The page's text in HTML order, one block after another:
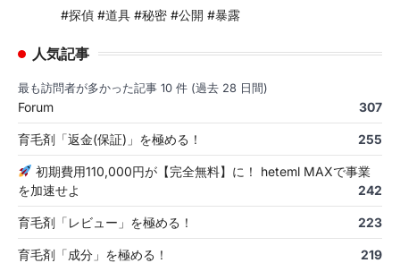
#探偵 #道具 #秘密 #公開 #暴露
人気記事
最も訪問者が多かった記事 10 件 (過去 28 日間)
Forum 307
育毛剤「返金(保証)」を極める！ 255
初期費用110,000円が【完全無料】に！ heteml MAXで事業
を加速せよ
242
育毛剤「レビュー」を極める！ 223
育毛剤「成分」を極める！ 219